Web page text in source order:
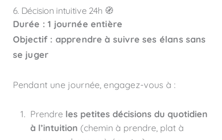
6. Décision intuitive 24h 🧭
Durée : 1 journée entière
Objectif : apprendre à suivre ses élans sans
se juger
Pendant une journée, engagez-vous à :
Prendre les petites décisions du quotidien
à l’intuition (chemin à prendre, plat à